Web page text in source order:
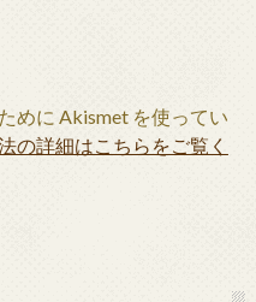
めに Akismet を使ってい
の詳細はこちらをご覧く